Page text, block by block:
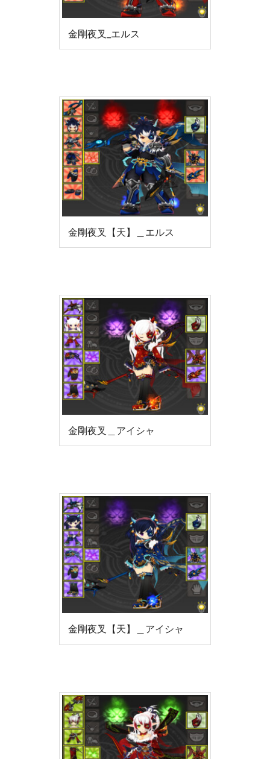
金剛夜叉_エルス
金剛夜叉【天】＿エルス
金剛夜叉＿アイシャ
金剛夜叉【天】＿アイシャ